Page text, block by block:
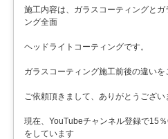
施工内容は、ガラスコーティングとガ
ング全面
ヘッドライトコーティングです。
ガラスコーティング施工前後の違いを
ご依頼頂きまして、ありがとうござい
現在、YouTubeチャンネル登録で15
をしています